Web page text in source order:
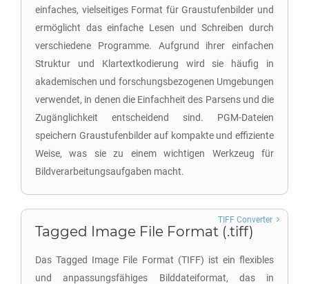
einfaches, vielseitiges Format für Graustufenbilder und
ermöglicht das einfache Lesen und Schreiben durch
verschiedene Programme. Aufgrund ihrer einfachen
Struktur und Klartextkodierung wird sie häufig in
akademischen und forschungsbezogenen Umgebungen
verwendet, in denen die Einfachheit des Parsens und die
Zugänglichkeit entscheidend sind. PGM-Dateien
speichern Graustufenbilder auf kompakte und effiziente
Weise, was sie zu einem wichtigen Werkzeug für
Bildverarbeitungsaufgaben macht.
Tagged Image File Format (.tiff)
Das Tagged Image File Format (TIFF) ist ein flexibles
und anpassungsfähiges Bilddateiformat, das in
TIFF Converter